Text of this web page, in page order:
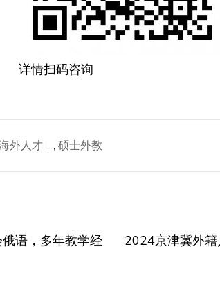
详情扫码咨询
外人才 , 硕士外教
语，多年教学经
2024京津冀外